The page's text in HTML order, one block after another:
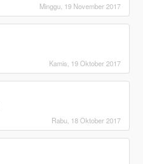
Minggu, 19 November 2017
Kamis, 19 Oktober 2017
Rabu, 18 Oktober 2017